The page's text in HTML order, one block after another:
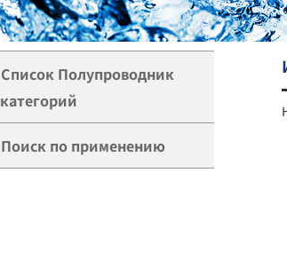
Список Полупроводник
категорий
Поиск по применению